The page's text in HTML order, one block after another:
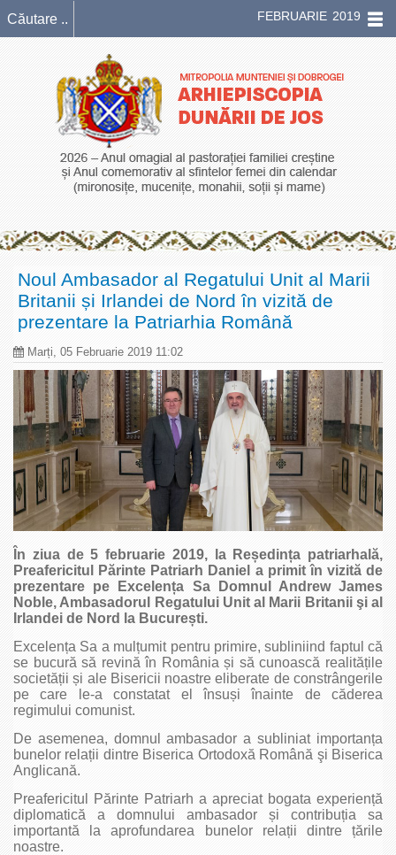
FEBRUARIE 2019
Noul Ambasador al Regatului Unit al Marii
Britanii și Irlandei de Nord în vizită de
prezentare la Patriarhia Română
Marți, 05 Februarie 2019 11:02
În ziua de 5 februarie 2019, la Reședința patriarhală,
Preafericitul Părinte Patriarh Daniel a primit în vizită de
prezentare pe Excelența Sa Domnul Andrew James
Noble, Ambasadorul Regatului Unit al Marii Britanii şi al
Irlandei de Nord la București.
Excelența Sa a mulțumit pentru primire, subliniind faptul că
se bucură să revină în România și să cunoască realitățile
societății și ale Bisericii noastre eliberate de constrângerile
pe care le-a constatat el însuși înainte de căderea
regimului comunist.
De asemenea, domnul ambasador a subliniat importanța
bunelor relații dintre Biserica Ortodoxă Română şi Biserica
Anglicană.
Preafericitul Părinte Patriarh a apreciat bogata experiență
diplomatică a domnului ambasador și contribuția sa
importantă la aprofundarea bunelor relații dintre țările
noastre.